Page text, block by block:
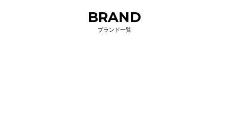
BRAND
ブランド一覧